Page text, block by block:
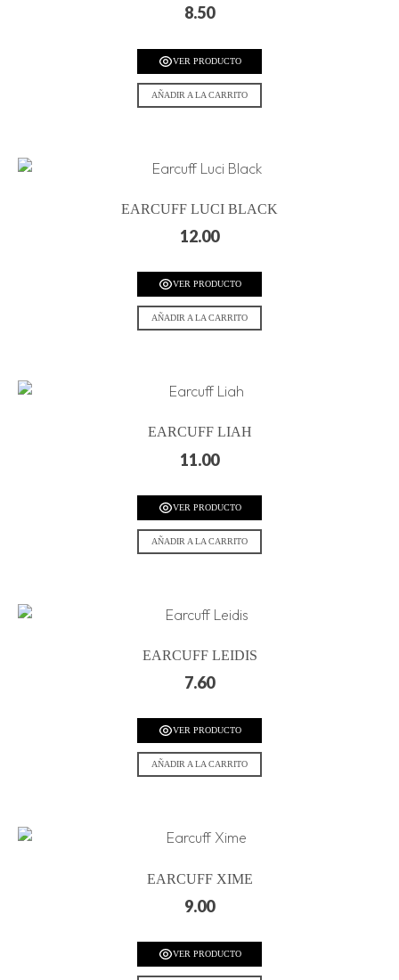
8.50
VER PRODUCTO
AÑADIR A LA CARRITO
EARCUFF LUCI BLACK
12.00
VER PRODUCTO
AÑADIR A LA CARRITO
EARCUFF LIAH
11.00
VER PRODUCTO
AÑADIR A LA CARRITO
EARCUFF LEIDIS
7.60
VER PRODUCTO
AÑADIR A LA CARRITO
EARCUFF XIME
9.00
VER PRODUCTO